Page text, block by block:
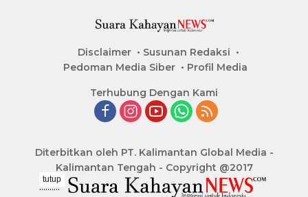
Disclaimer
Susunan Redaksi
Pedoman Media Siber
Profil Media
Terhubung Dengan Kami
Diterbitkan oleh PT. Kalimantan Global Media -
Kalimantan Tengah - Copyright @2017
tutup
..........